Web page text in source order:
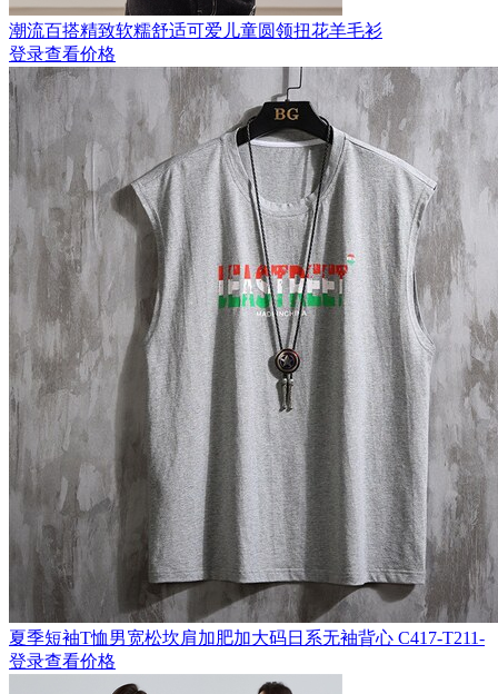
潮流百搭精致软糯舒适可爱儿童圆领扭花羊毛衫
登录查看价格
夏季短袖T恤男宽松坎肩加肥加大码日系无袖背心 C417-T211-
登录查看价格